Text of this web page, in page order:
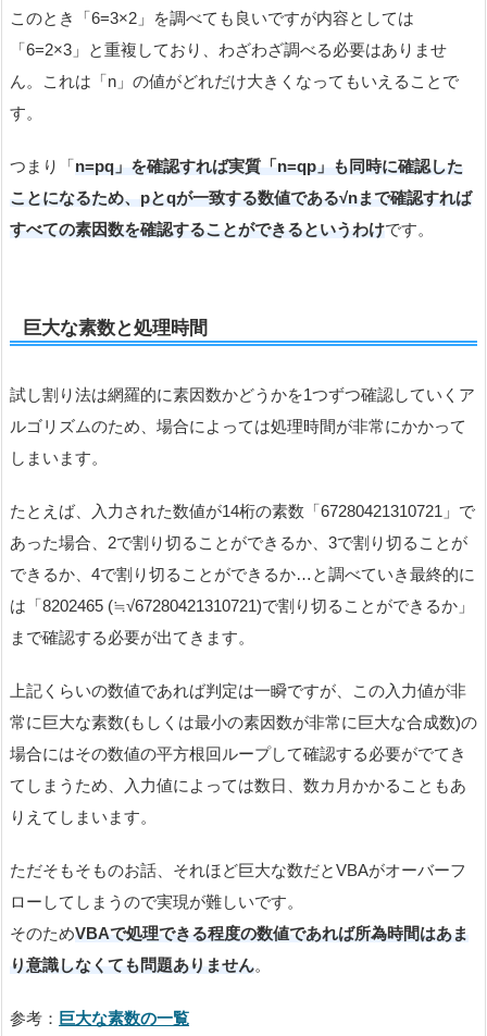
このとき「6=3×2」を調べても良いですが内容としては
「6=2×3」と重複しており、わざわざ調べる必要はありませ
ん。これは「n」の値がどれだけ大きくなってもいえることで
す。
つまり「n=pq」を確認すれば実質「n=qp」も同時に確認した
ことになるため、pとqが一致する数値である√nまで確認すれば
すべての素因数を確認することができるというわけです。
巨大な素数と処理時間
試し割り法は網羅的に素因数かどうかを1つずつ確認していくア
ルゴリズムのため、場合によっては処理時間が非常にかかって
しまいます。
たとえば、入力された数値が14桁の素数「67280421310721」で
あった場合、2で割り切ることができるか、3で割り切ることが
できるか、4で割り切ることができるか…と調べていき最終的に
は「8202465 (≒√67280421310721)で割り切ることができるか」
まで確認する必要が出てきます。
上記くらいの数値であれば判定は一瞬ですが、この入力値が非
常に巨大な素数(もしくは最小の素因数が非常に巨大な合成数)の
場合にはその数値の平方根回ループして確認する必要がでてき
てしまうため、入力値によっては数日、数カ月かかることもあ
りえてしまいます。
ただそもそものお話、それほど巨大な数だとVBAがオーバーフ
ローしてしまうので実現が難しいです。
そのためVBAで処理できる程度の数値であれば所為時間はあま
り意識しなくても問題ありません。
参考： 巨大な素数の一覧